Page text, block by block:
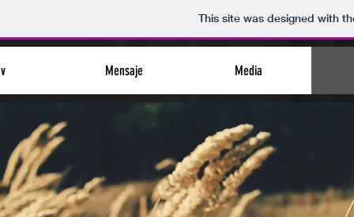
This site was designed with
Mensaje Media